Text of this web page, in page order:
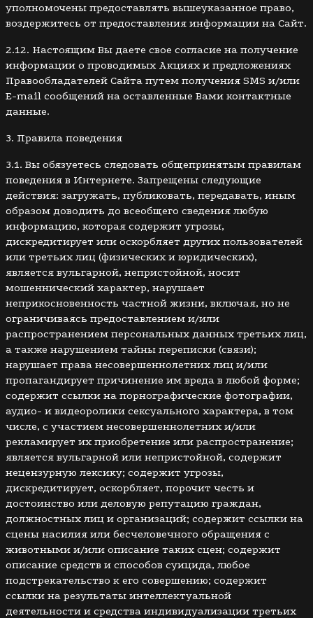
уполномочены предоставлять вышеуказанное право,
воздержитесь от предоставления информации на Сайт.
2.12. Настоящим Вы даете свое согласие на получение
информации о проводимых Акциях и предложениях
Правообладателей Сайта путем получения SMS и/или
E-mail сообщений на оставленные Вами контактные
данные.
3. Правила поведения
3.1. Вы обязуетесь следовать общепринятым правилам
поведения в Интернете. Запрещены следующие
действия: загружать, публиковать, передавать, иным
образом доводить до всеобщего сведения любую
информацию, которая содержит угрозы,
дискредитирует или оскорбляет других пользователей
или третьих лиц (физических и юридических),
является вульгарной, непристойной, носит
мошеннический характер, нарушает
неприкосновенность частной жизни, включая, но не
ограничиваясь предоставлением и/или
распространением персональных данных третьих лиц,
а также нарушением тайны переписки (связи);
нарушает права несовершеннолетних лиц и/или
пропагандирует причинение им вреда в любой форме;
содержит ссылки на порнографические фотографии,
аудио- и видеоролики сексуального характера, в том
числе, с участием несовершеннолетних и/или
рекламирует их приобретение или распространение;
является вульгарной или непристойной, содержит
нецензурную лексику; содержит угрозы,
дискредитирует, оскорбляет, порочит честь и
достоинство или деловую репутацию граждан,
должностных лиц и организаций; содержит ссылки на
сцены насилия или бесчеловечного обращения с
животными и/или описание таких сцен; содержит
описание средств и способов суицида, любое
подстрекательство к его совершению; содержит
ссылки на результаты интеллектуальной
деятельности и средства индивидуализации третьих